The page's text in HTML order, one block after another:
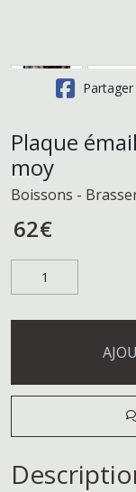
Partager
Plaque
moy
Boissons -
62€